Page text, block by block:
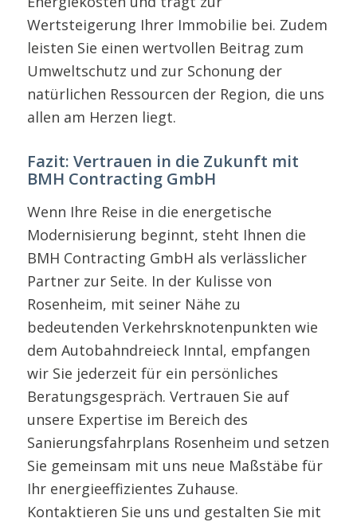
Wertsteigerung Ihrer Immobilie bei. Zudem
leisten Sie einen wertvollen Beitrag zum
Umweltschutz und zur Schonung der
natürlichen Ressourcen der Region, die uns
allen am Herzen liegt.
Fazit: Vertrauen in die Zukunft mit
BMH Contracting GmbH
Wenn Ihre Reise in die energetische
Modernisierung beginnt, steht Ihnen die
BMH Contracting GmbH als verlässlicher
Partner zur Seite. In der Kulisse von
Rosenheim, mit seiner Nähe zu
bedeutenden Verkehrsknotenpunkten wie
dem Autobahndreieck Inntal, empfangen
wir Sie jederzeit für ein persönliches
Beratungsgespräch. Vertrauen Sie auf
unsere Expertise im Bereich des
Sanierungsfahrplans Rosenheim und setzen
Sie gemeinsam mit uns neue Maßstäbe für
Ihr energieeffizientes Zuhause.
Kontaktieren Sie uns und gestalten Sie mit